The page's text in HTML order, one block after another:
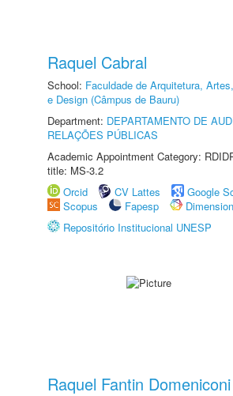
Raquel Cabral
School: Faculdade de Arquitetura,
e Design (Câmpus de Bauru)
Department: DEPARTAMENTO DE
RELAÇÕES PÚBLICAS
Academic Appointment Category:
title: MS-3.2
Orcid
CV Lattes
Google
Scopus
Fapesp
Repositório Institucional UNESP
Raquel Fantin Domeniconi